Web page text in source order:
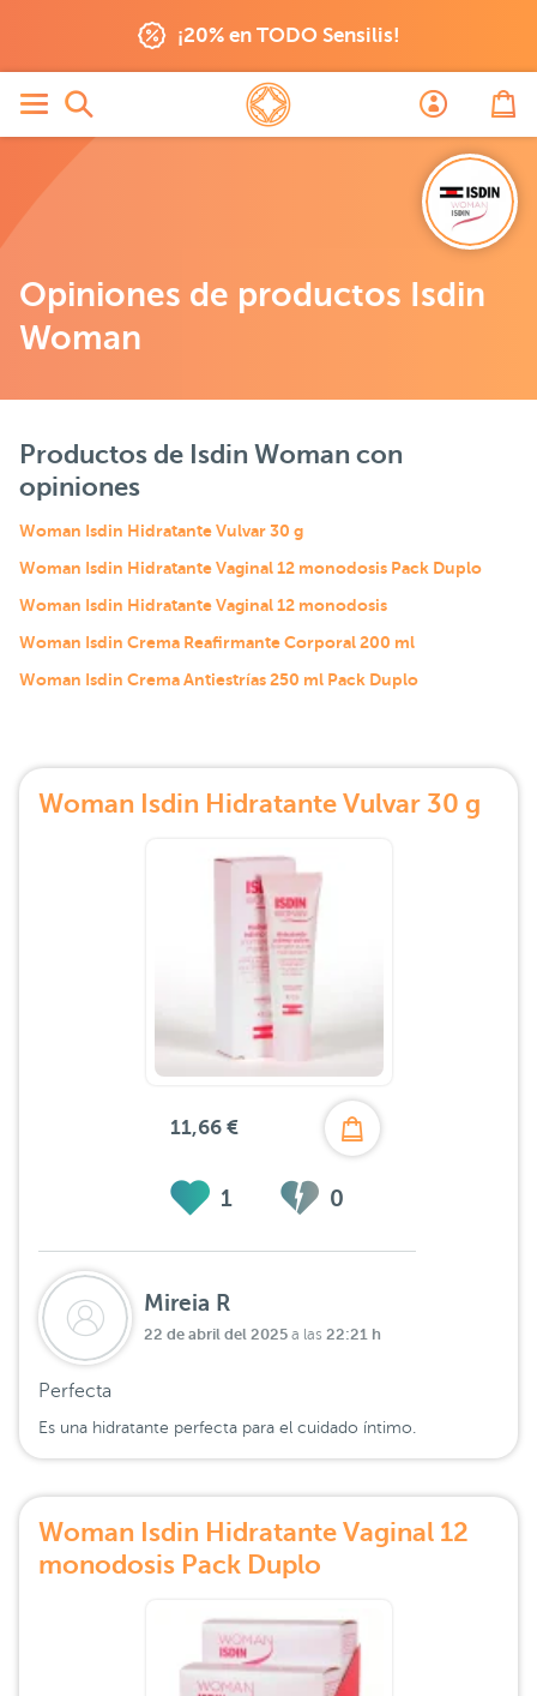
¡20% en TODO Sensilis!
Opiniones de productos Isdin
Woman
Productos de Isdin Woman con
opiniones
Woman Isdin Hidratante Vulvar 30 g
Woman Isdin Hidratante Vaginal 12 monodosis Pack Duplo
Woman Isdin Hidratante Vaginal 12 monodosis
Woman Isdin Crema Reafirmante Corporal 200 ml
Woman Isdin Crema Antiestrías 250 ml Pack Duplo
Woman Isdin Hidratante Vulvar 30 g
11,66 €
1 0
Mireia R
22 de abril del 2025 a las 22:21 h
Perfecta
Es una hidratante perfecta para el cuidado íntimo.
Woman Isdin Hidratante Vaginal 12
monodosis Pack Duplo